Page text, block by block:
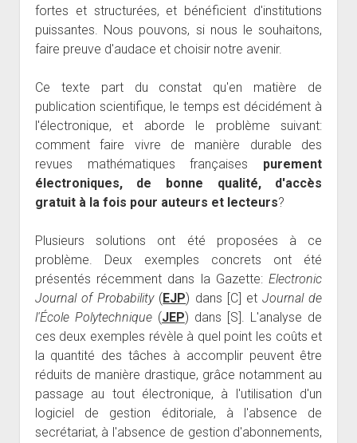
fortes et structurées, et bénéficient d'institutions
puissantes. Nous pouvons, si nous le souhaitons,
faire preuve d'audace et choisir notre avenir.
Ce texte part du constat qu'en matière de
publication scientifique, le temps est décidément à
l'électronique, et aborde le problème suivant:
comment faire vivre de manière durable des
revues mathématiques françaises purement
électroniques, de bonne qualité, d'accès
gratuit à la fois pour auteurs et lecteurs?
Plusieurs solutions ont été proposées à ce
problème. Deux exemples concrets ont été
présentés récemment dans la Gazette:Electronic
Journal of Probability(EJP) dans [C] etJournal de
l'École Polytechnique(JEP) dans [S]. L'analyse de
ces deux exemples révèle à quel point les coûts et
la quantité des tâches à accomplir peuvent être
réduits de manière drastique, grâce notamment au
passage au tout électronique, à l'utilisation d'un
logiciel de gestion éditoriale, à l'absence de
secrétariat, à l'absence de gestion d'abonnements,